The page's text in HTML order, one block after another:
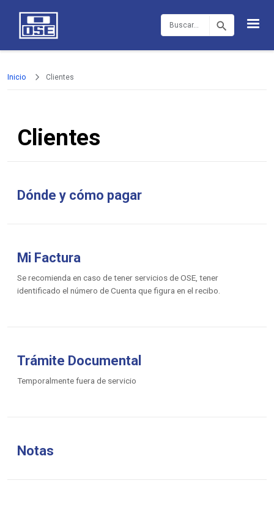
Buscar
Inicio Clientes
Clientes
Dónde y cómo pagar
Mi Factura
Se recomienda en caso de tener servicios de OSE, tener
identificado el número de Cuenta que figura en el recibo.
Trámite Documental
Temporalmente fuera de servicio
Notas